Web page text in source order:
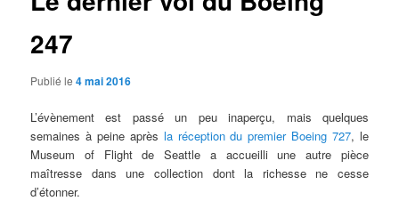
247
Publié le4 mai 2016
L’évènement est passé un peu inaperçu, mais quelques
semaines à peine après la réception du premier Boeing 727, le
Museum of Flight de Seattle a accueilli une autre pièce
maîtresse dans une collection dont la richesse ne cesse
d’étonner.